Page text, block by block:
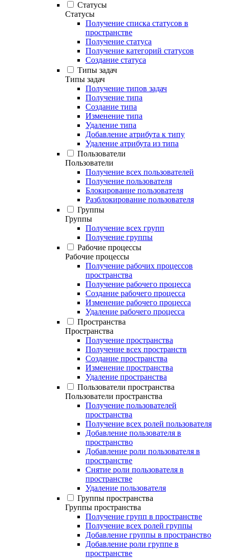
Статусы
Статусы
Получение списка статусов в
пространстве
Получение статуса
Получение категорий статусов
Создание статуса
Типы задач
Типы задач
Получение типов задач
Получение типа
Создание типа
Изменение типа
Удаление типа
Добавление атрибута к типу
Удаление атрибута из типа
Пользователи
Пользователи
Получение всех пользователей
Получение пользователя
Блокирование пользователя
Разблокирование пользователя
Группы
Группы
Получение всех групп
Получение группы
Рабочие процессы
Рабочие процессы
Получение рабочих процессов
пространства
Получение рабочего процесса
Создание рабочего процесса
Изменение рабочего процесса
Удаление рабочего процесса
Пространства
Пространства
Получение пространства
Получение всех пространств
Создание пространства
Изменение пространства
Удаление пространства
Пользователи пространства
Пользователи пространства
Получение пользователей
пространства
Получение всех ролей пользователя
Добавление пользователя в
пространство
Добавление роли пользователя в
пространстве
Снятие роли пользователя в
пространстве
Удаление пользователя
Группы пространства
Группы пространства
Получение групп в пространстве
Получение всех ролей группы
Добавление группы в пространство
Добавление роли группе в
пространстве